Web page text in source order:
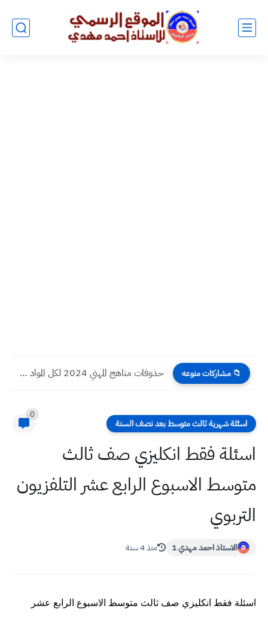
📁 مشاركات منوعه حذوفات مناهج المهني 2024 لكل المواد السادس المهني
اسئلة شهرية ثالث متوسط بعد نصف السنة
0
اسئلة فقط انكليزي صف ثالث
متوسط الاسبوع الرابع عشر التلفزيون
التربوي
الاستاذ احمد مهدي 1 منذ 4 سنة
اسئلة فقط انكليزي صف ثالث متوسط الاسبوع الرابع عشر